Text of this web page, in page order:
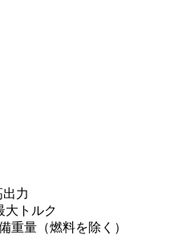
力
大トルク
重量（燃料を除く）